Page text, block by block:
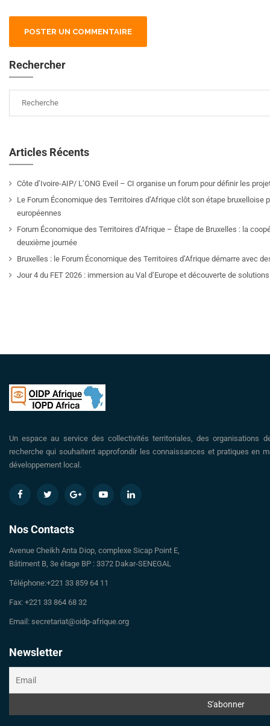
Rechercher
Articles Récents
Côte d’Ivoire-AIP/ L’ONG Eveil – CI organise un forum pour définir les
Le Forum Économique des Territoires d’Afrique clôt son étape
européennes
Forum Économique des Territoires d’Afrique – Étape de Bruxelles : la
deuxième journée
Bruxelles : le Forum Économique des Territoires d’Afrique démarre avec
Jour 4 du FET 2026 : immersion au Val d’Europe et découverte de
Un espace au service des collectivités territoriales, des organisations
recherche qui souhaitent approfondir les connaissances et pratiques en
développement local.
Nos Contacts
Avenue Cheikh Anta Diop, complexe Sicap Point E,
Bâtiment B, 3e étage BP : 3372 Dakar-SENEGAL
Téléphone:+221 33 859 64 11
Fax: +221 33 864 68 32
Email: secretariat@oidp-afrique.org
Newsletter